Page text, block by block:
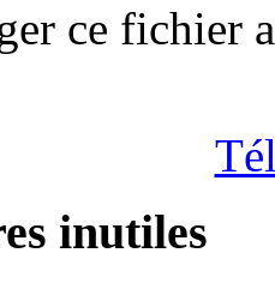
ce fichier
inutiles